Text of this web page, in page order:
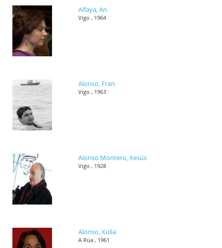
Alfaya, An
Vigo , 1964
Alonso, Fran
Vigo , 1963
Alonso Montero, Xesús
Vigo , 1928
Alonso, Xulia
A Rúa , 1961